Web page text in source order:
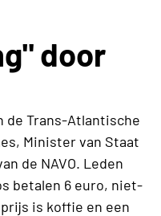
door
de Trans-Atlantische
Minister van Staat
de NAVO. Leden
betalen 6 euro, niet-
is koffie en een